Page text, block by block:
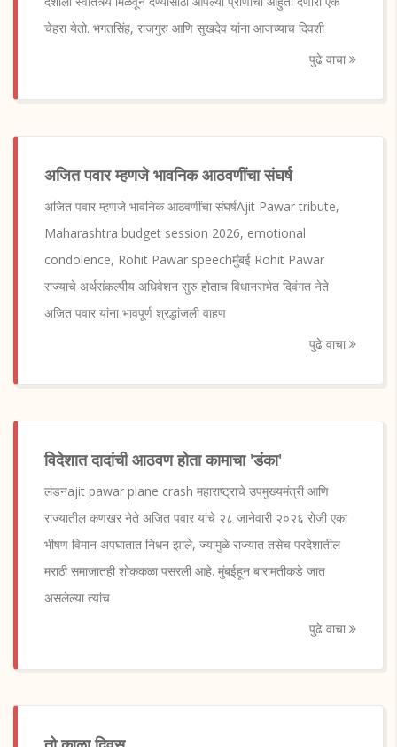
चेहरा येतो. भगतसिंह, राजगुरु आणि सुखदेव यांना आजच्याच दिवशी
पुढे वाचा
अजित पवार म्हणजे भावनिक आठवणींचा संघर्ष
अजित पवार म्हणजे भावनिक आठवणींचा संघर्षAjit Pawar tribute,
Maharashtra budget session 2026, emotional
condolence, Rohit Pawar speechमुंबई Rohit Pawar
राज्याचे अर्थसंकल्पीय अधिवेशन सुरु होताच विधानसभेत दिवंगत नेते
अजित पवार यांना भावपूर्ण श्रद्धांजली वाहण
पुढे वाचा
विदेशात दादांची आठवण होता कामाचा 'डंका'
लंडनajit pawar plane crash महाराष्ट्राचे उपमुख्यमंत्री आणि
राज्यातील कणखर नेते अजित पवार यांचे २८ जानेवारी २०२६ रोजी एका
भीषण विमान अपघातात निधन झाले, ज्यामुळे राज्यात तसेच परदेशातील
मराठी समाजातही शोककळा पसरली आहे. मुंबईहून बारामतीकडे जात
असलेल्या त्यांच
पुढे वाचा